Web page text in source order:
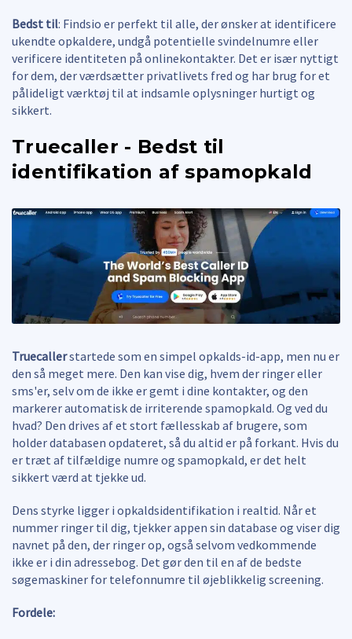
Bedst til: Findsio er perfekt til alle, der ønsker at identificere
ukendte opkaldere, undgå potentielle svindelnumre eller
verificere identiteten på onlinekontakter. Det er især nyttigt
for dem, der værdsætter privatlivets fred og har brug for et
pålideligt værktøj til at indsamle oplysninger hurtigt og
sikkert.
Truecaller - Bedst til
identifikation af spamopkald
Truecallerstartede som en simpel opkalds-id-app, men nu er
den så meget mere. Den kan vise dig, hvem der ringer eller
sms'er, selv om de ikke er gemt i dine kontakter, og den
markerer automatisk de irriterende spamopkald. Og ved du
hvad? Den drives af et stort fællesskab af brugere, som
holder databasen opdateret, så du altid er på forkant. Hvis du
er træt af tilfældige numre og spamopkald, er det helt
sikkert værd at tjekke ud.
Dens styrke ligger i opkaldsidentifikation i realtid. Når et
nummer ringer til dig, tjekker appen sin database og viser dig
navnet på den, der ringer op, også selvom vedkommende
ikke er i din adressebog. Det gør den til en af de bedste
søgemaskiner for telefonnumre til øjeblikkelig screening.
Fordele: